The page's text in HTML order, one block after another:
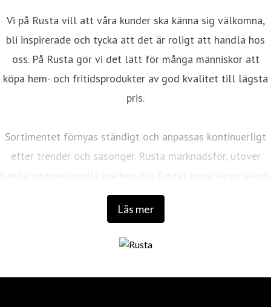
Läs mer
Vi på Rusta vill att våra kunder ska känna sig välkomna,
bli inspirerade och tycka att det är roligt att handla hos
oss. På Rusta gör vi det lätt för många människor att
köpa hem- och fritidsprodukter av god kvalitet till lägsta
pris.
Sortimentet förnyas ständigt och anpassas kontinuerligt
efter trender och säsonger. Rusta marknadsför, utöver
kända internationella märken, ett flertal egna varumärken.
Det första varuhuset öppnades 1986 av entreprenörerna
fortfarande är företagets huvudägare. De har båda en